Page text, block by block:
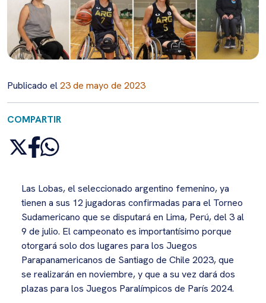
Publicado el23 de mayo de 2023
COMPARTIR
Las Lobas, el seleccionado argentino femenino, ya
tienen a sus 12 jugadoras confirmadas para el Torneo
Sudamericano que se disputará en Lima, Perú, del 3 al
9 de julio. El campeonato es importantísimo porque
otorgará solo dos lugares para los Juegos
Parapanamericanos de Santiago de Chile 2023, que
se realizarán en noviembre, y que a su vez dará dos
plazas para los Juegos Paralímpicos de París 2024.